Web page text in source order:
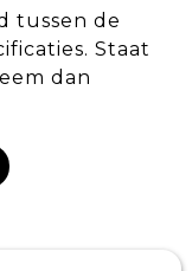
tussen de
Staat
dan